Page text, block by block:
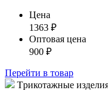
Цена
1363 ₽
Оптовая цена
900 ₽
Перейти в товар
Tрикотажные